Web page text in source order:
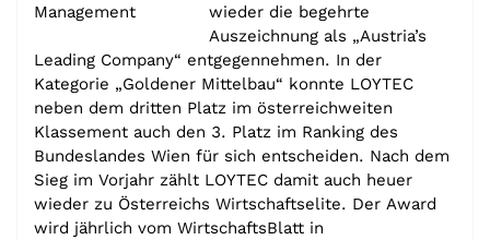
wieder die begehrte
Auszeichnung als „Austria’s
Leading Company“ entgegennehmen. In der
Kategorie „Goldener Mittelbau“ konnte LOYTEC
neben dem dritten Platz im österreichweiten
Klassement auch den 3. Platz im Ranking des
Bundeslandes Wien für sich entscheiden. Nach dem
Sieg im Vorjahr zählt LOYTEC damit auch heuer
wieder zu Österreichs Wirtschaftselite. Der Award
wird jährlich vom WirtschaftsBlatt in